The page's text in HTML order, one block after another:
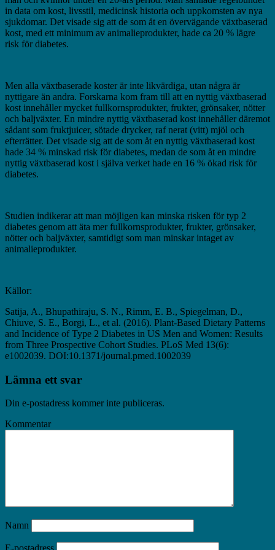
in data om kost, livsstil, medicinsk historia och uppkomsten av nya
sjukdomar. Det visade sig att de som åt en övervägande växtbaserad
kost, med ett minimum av animalieprodukter, hade ca 20 % lägre
risk för diabetes.
Men alla växtbaserade koster är inte likvärdiga, utan några är
nyttigare än andra. Forskarna kom fram till att en nyttig växtbaserad
kost innehåller mycket fullkornsprodukter, frukter, grönsaker, nötter
och baljväxter. En mindre nyttig växtbaserad kost innehåller däremot
sådant som fruktjuicer, sötade drycker, raf nerat (vitt) mjöl och
efterrätter. Det visade sig att de som åt en nyttig växtbaserad kost
hade 34 % minskad risk för diabetes, medan de som åt en mindre
nyttig växtbaserad kost i själva verket hade en 16 % ökad risk för
diabetes.
Studien indikerar att man möjligen kan minska risken för typ 2
diabetes genom att äta mer fullkornsprodukter, frukter, grönsaker,
nötter och baljväxter, samtidigt som man minskar intaget av
animalieprodukter.
Källor:
Satija, A., Bhupathiraju, S. N., Rimm, E. B., Spiegelman, D.,
Chiuve, S. E., Borgi, L., et al. (2016). Plant-Based Dietary Patterns
and Incidence of Type 2 Diabetes in US Men and Women: Results
from Three Prospective Cohort Studies. PLoS Med 13(6):
e1002039. DOI:10.1371/journal.pmed.1002039
Lämna ett svar
Din e-postadress kommer inte publiceras.
Kommentar
Namn